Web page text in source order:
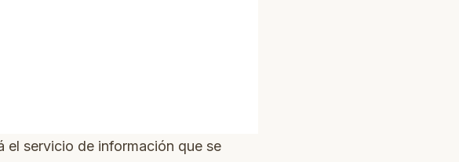
el servicio de información que se